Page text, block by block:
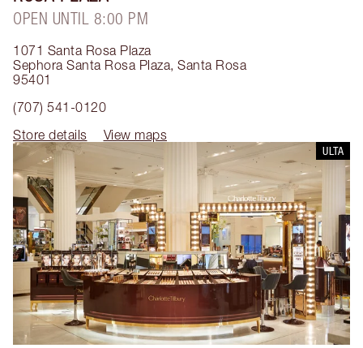
OPEN UNTIL 8:00 PM
1071 Santa Rosa Plaza
Sephora Santa Rosa Plaza, Santa Rosa
95401
(707) 541-0120
Store details
View maps
ULTA